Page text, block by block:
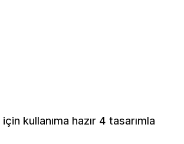
kullanıma hazır 4 tasarımla